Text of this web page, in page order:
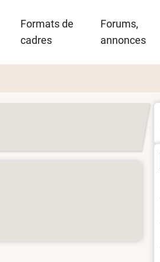
Formats de
cadres
Forums,
annonces